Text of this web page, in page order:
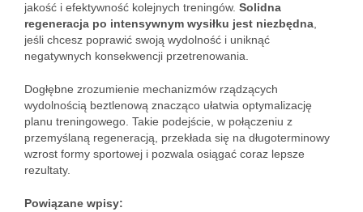
jakość i efektywność kolejnych treningów. Solidna
regeneracja po intensywnym wysiłku jest niezbędna
jeśli chcesz poprawić swoją wydolność i uniknąć
negatywnych konsekwencji przetrenowania.
Dogłębne zrozumienie mechanizmów rządzących
wydolnością beztlenową znacząco ułatwia optymalizację
planu treningowego. Takie podejście, w połączeniu z
przemyślaną regeneracją, przekłada się na długoterminowy
wzrost formy sportowej i pozwala osiągać coraz lepsze
rezultaty.
Powiązane wpisy: